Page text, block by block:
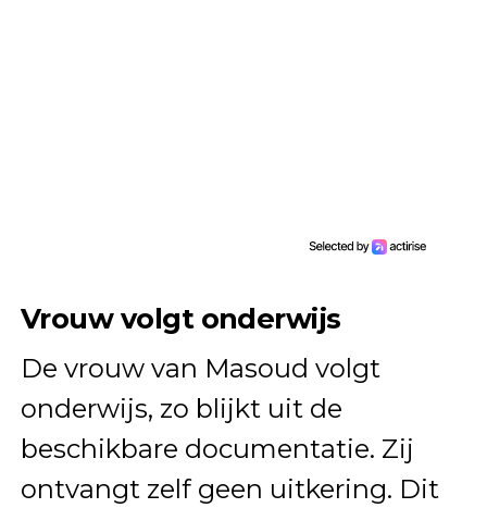
Vrouw volgt onderwijs
De vrouw van Masoud volgt
onderwijs, zo blijkt uit de
beschikbare documentatie. Zij
ontvangt zelf geen uitkering. Dit